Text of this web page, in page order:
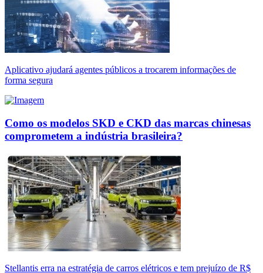
Aplicativo ajudará agentes públicos a trocarem informações de
forma segura
Como os modelos SKD e CKD das marcas chinesas
comprometem a indústria brasileira?
Stellantis erra na estratégia de carros elétricos e tem prejuízo de R$